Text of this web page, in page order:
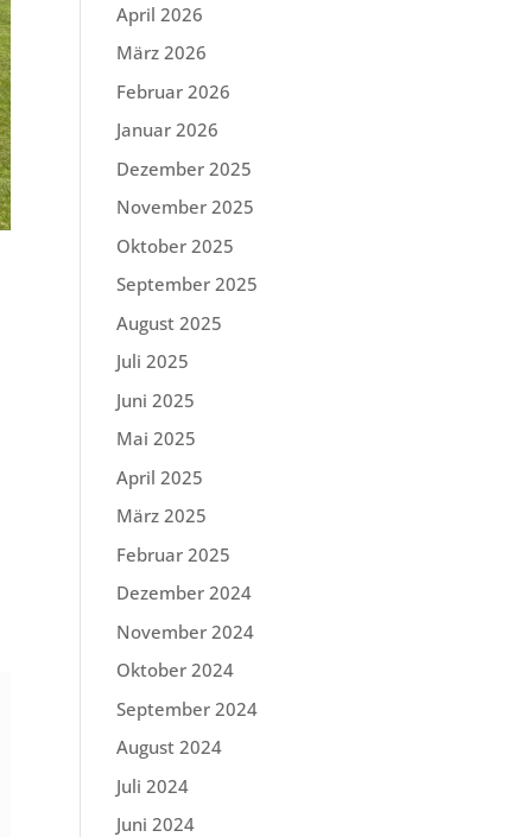
April 2026
März 2026
Februar 2026
Januar 2026
Dezember 2025
November 2025
Oktober 2025
September 2025
August 2025
Juli 2025
Juni 2025
Mai 2025
April 2025
März 2025
Februar 2025
Dezember 2024
November 2024
Oktober 2024
September 2024
August 2024
Juli 2024
Juni 2024